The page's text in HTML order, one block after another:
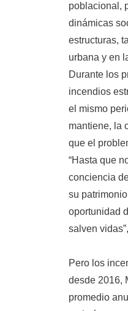
poblacional,
dinámicas
estructuras,
urbana y en
Durante los
incendios
el mismo
mantiene, la
que el
“Hasta que
conciencia
su
oportunidad
salven
Pero los
desde 2016,
promedio